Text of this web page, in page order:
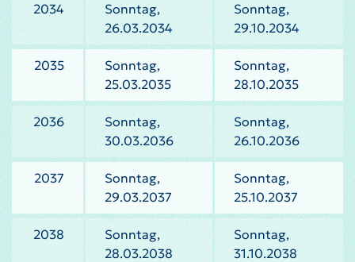
2034
Sonntag,
26.03.2034
Sonntag,
29.10.2034
2035
Sonntag,
25.03.2035
Sonntag,
28.10.2035
2036
Sonntag,
30.03.2036
Sonntag,
26.10.2036
2037
Sonntag,
29.03.2037
Sonntag,
25.10.2037
2038
Sonntag,
28.03.2038
Sonntag,
31.10.2038